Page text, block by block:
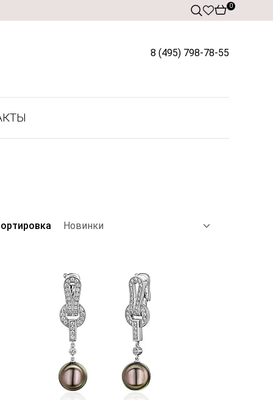
0
8 (495) 798-78-55
Новинки